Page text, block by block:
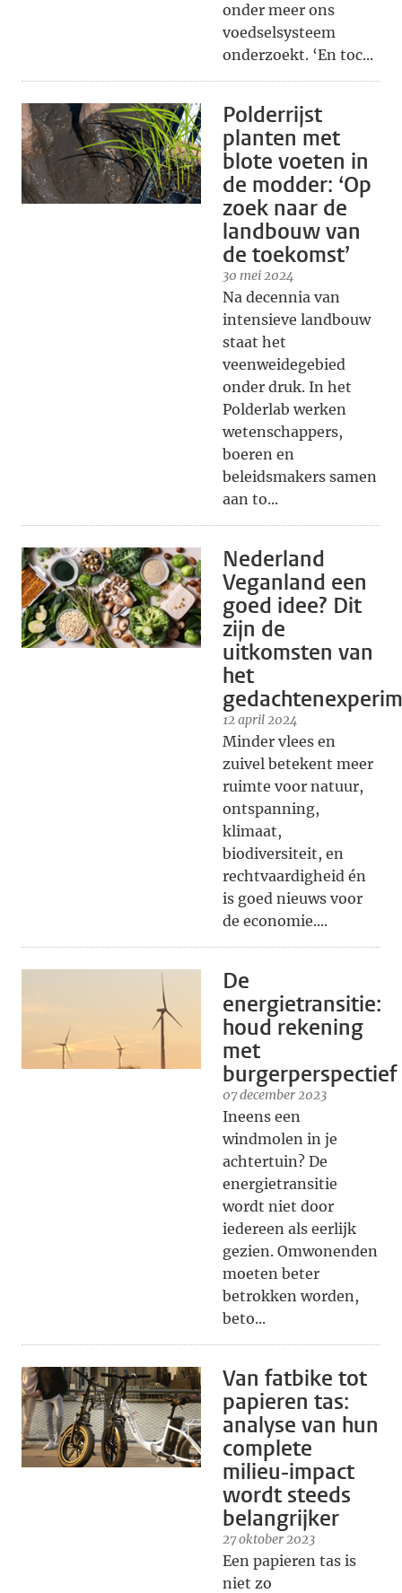
onder meer ons
voedselsysteem
onderzoekt. ‘En toc...
Polderrijst
planten met
blote voeten in
de modder: ‘Op
zoek naar de
landbouw van
de toekomst’
30 mei 2024
Na decennia van
intensieve landbouw
staat het
veenweidegebied
onder druk. In het
Polderlab werken
wetenschappers,
boeren en
beleidsmakers samen
aan to...
Nederland
Veganland een
goed idee? Dit
zijn de
uitkomsten van
het
12 april 2024
Minder vlees en
zuivel betekent meer
ruimte voor natuur,
ontspanning,
klimaat,
biodiversiteit, en
rechtvaardigheid én
is goed nieuws voor
de economie....
De
energietransitie:
houd rekening
met
burgerperspectief
07 december 2023
Ineens een
windmolen in je
achtertuin? De
energietransitie
wordt niet door
iedereen als eerlijk
gezien. Omwonenden
moeten beter
betrokken worden,
beto...
Van fatbike tot
papieren tas:
analyse van hun
complete
milieu-impact
wordt steeds
belangrijker
27 oktober 2023
Een papieren tas is
niet zo